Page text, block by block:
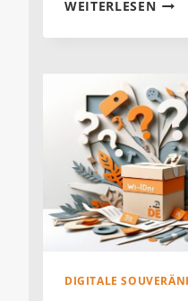
WEITERLESEN
DIGITALE